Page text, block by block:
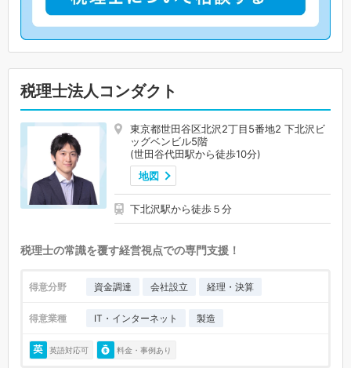
税理士法人コンダクト
東京都世田谷区北沢2丁目5番地2 下北沢ビ
ッグベンビル5階
(世田谷代田駅から徒歩10分)
地図
下北沢駅から徒歩５分
税理士の常識を覆す経営視点での専門支援！
得意分野 資金調達 会社設立 経理・決算
得意業種 IT・インターネット 製造
英語対応可 料金・事例あり